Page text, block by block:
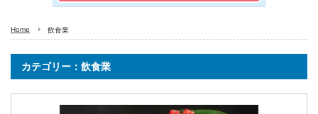
Home 飲食業
カテゴリー：飲食業